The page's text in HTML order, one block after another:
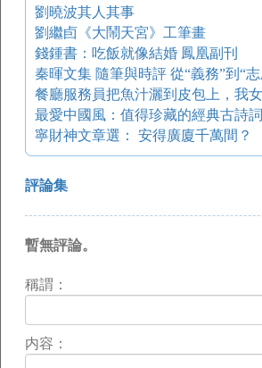
劉曉波其人其事
劉繼卣《大鬧天宮》工筆畫
錢鍾書：吃飯就像結婚 鳳凰副刊
最愛中國風：值得珍藏的經典古詩詞
寧財神文章選： 安得廣廈千萬間？
評論集
暫無評論。
稱謂：
内容：